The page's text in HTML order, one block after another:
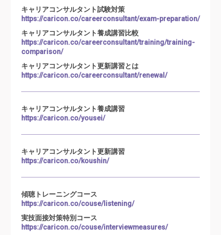
キャリアコンサルタント試験対策
https://caricon.co/careerconsultant/exam-preparation/
キャリアコンサルタント養成講習比較
https://caricon.co/careerconsultant/training/training-
comparison/
キャリアコンサルタント更新講習とは
https://caricon.co/careerconsultant/renewal/
キャリアコンサルタント養成講習
https://caricon.co/yousei/
キャリアコンサルタント更新講習
https://caricon.co/koushin/
傾聴トレーニングコース
https://caricon.co/couse/listening/
実技面接対策特別コース
https://caricon.co/couse/interviewmeasures/